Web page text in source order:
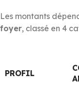
Les montants
foyer, classé en 4
PROFIL